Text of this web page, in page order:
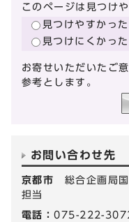
このページは見つけ
見つけやすかった
見つけにくかった
お寄せいただいたご
参考とします。
お問い合わせ先
京都市 総合企画局
担当
電話：075-222-